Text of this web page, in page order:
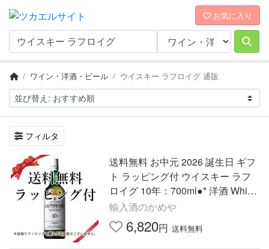
お気に入り
ワイン・洋酒・ビール ウイスキー ラフロイグ 通販
フィルタ
送料無料 お中元 2026 誕生日 ギフ
ト ラッピング付 ウイスキー ラフ
ロイグ 10年：700ml●* 洋酒 Whisk
y (21-2)
輸入酒のかめや
6,820円 送料無料